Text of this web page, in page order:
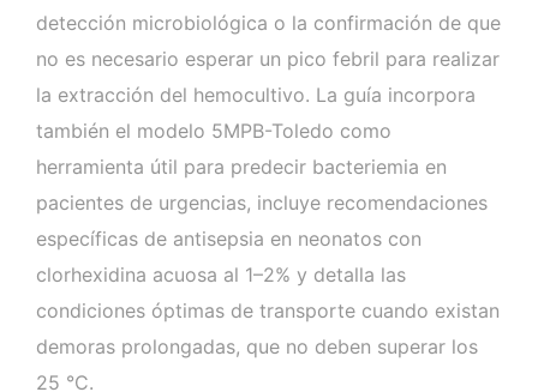
detección microbiológica o la confirmación de que
no es necesario esperar un pico febril para realizar
la extracción del hemocultivo. La guía incorpora
también el modelo 5MPB-Toledo como
herramienta útil para predecir bacteriemia en
pacientes de urgencias, incluye recomendaciones
específicas de antisepsia en neonatos con
clorhexidina acuosa al 1–2% y detalla las
condiciones óptimas de transporte cuando existan
demoras prolongadas, que no deben superar los
25 °C.